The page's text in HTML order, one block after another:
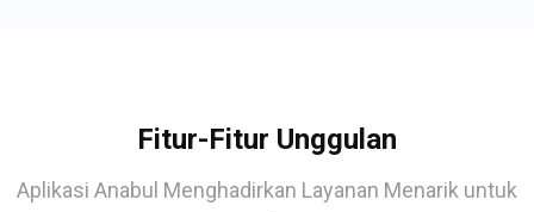
Fitur-Fitur Unggulan
Aplikasi Anabul Menghadirkan Layanan Menarik untuk